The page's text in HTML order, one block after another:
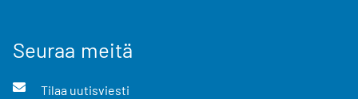
Seuraa meitä
Tilaa uutisviesti